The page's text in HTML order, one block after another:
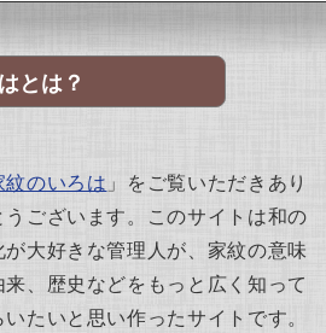
とは？
紋のいろは 」をご覧いただきあり
うございます。このサイトは和の
が大好きな管理人が、家紋の意味
来、歴史などをもっと広く知って
いたいと思い作ったサイトです。